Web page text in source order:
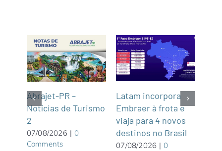
Abrajet-PR –
Notícias de Turismo
2
07/08/2026 | 0
Comments
Latam incorpora
Embraer à frota e
viaja para 4 novos
destinos no Brasil
07/08/2026 | 0